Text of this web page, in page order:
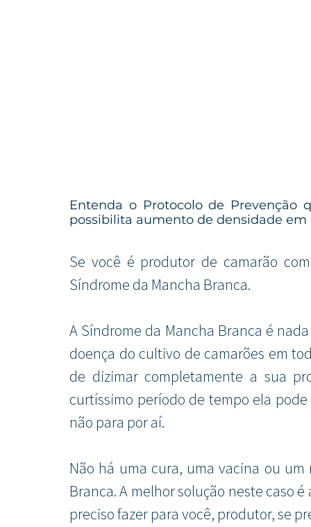
Entenda o Protocolo de Prevenção
possibilita aumento de densidade em
Se você é produtor de camarão
Síndrome da Mancha Branca.
A Síndrome da Mancha Branca é
doença do cultivo de camarões em
de dizimar completamente a sua
curtíssimo período de tempo ela
não para por aí.
Não há uma cura, uma vacina ou
Branca. A melhor solução neste caso é
preciso fazer para você, produtor, se